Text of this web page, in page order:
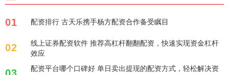
01 配资排行 古天乐携手杨方配资合作备受瞩目
02
线上证券配资软件 推荐高杠杆翻翻配资，快速实现资金杠杆
效应
配资平台哪个口碑好 单日卖出提现的配资方式，轻松解决资